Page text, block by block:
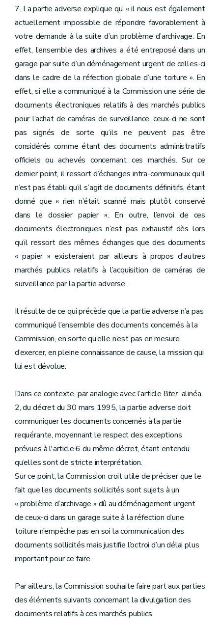
7. La partie adverse explique qu’ « il nous est également
actuellement impossible de répondre favorablement à
votre demande à la suite d’un problème d’archivage. En
effet, l’ensemble des archives a été entreposé dans un
garage par suite d’un déménagement urgent de celles-ci
dans le cadre de la réfection globale d’une toiture ». En
effet, si elle a communiqué à la Commission une série de
documents électroniques relatifs à des marchés publics
pour l’achat de caméras de surveillance, ceux-ci ne sont
pas signés de sorte qu’ils ne peuvent pas être
considérés comme étant des documents administratifs
officiels ou achevés concernant ces marchés. Sur ce
dernier point, il ressort d’échanges intra-communaux qu’il
n’est pas établi qu’il s’agit de documents définitifs, étant
donné que « rien n’était scanné mais plutôt conservé
dans le dossier papier ». En outre, l’envoi de ces
documents électroniques n’est pas exhaustif dès lors
qu’il ressort des mêmes échanges que des documents
« papier » existeraient par ailleurs à propos d’autres
marchés publics relatifs à l’acquisition de caméras de
surveillance par la partie adverse.
Il résulte de ce qui précède que la partie adverse n’a pas
communiqué l’ensemble des documents concernés à la
Commission, en sorte qu’elle n’est pas en mesure
d’exercer, en pleine connaissance de cause, la mission qui
lui est dévolue.
Dans ce contexte, par analogie avec l’article 8ter, alinéa
2, du décret du 30 mars 1995, la partie adverse doit
communiquer les documents concernés à la partie
requérante, moyennant le respect des exceptions
prévues à l'article 6 du même décret, étant entendu
qu’elles sont de stricte interprétation.
Sur ce point, la Commission croit utile de préciser que le
fait que les documents sollicités sont sujets à un
« problème d’archivage » dû au déménagement urgent
de ceux-ci dans un garage suite à la réfection d’une
toiture n’empêche pas en soi la communication des
documents sollicités mais justifie l’octroi d’un délai plus
important pour ce faire.
Par ailleurs, la Commission souhaite faire part aux parties
des éléments suivants concernant la divulgation des
documents relatifs à ces marchés publics.